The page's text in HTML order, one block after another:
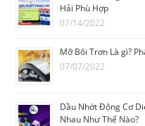
Hải Phù Hợp
07/14/2022
Mỡ Bôi Trơn Là gì?
07/07/2022
Dầu Nhớt Động Cơ
Nhau Như Thế Nào?